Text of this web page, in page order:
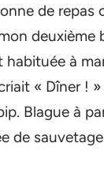
de repas
deuxième
habituée à
« Dîner !
Blague à
de